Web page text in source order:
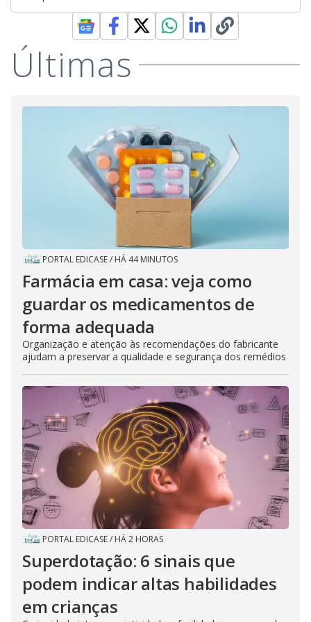
Últimas
PORTAL EDICASE/ HÁ 44 MINUTOS
Farmácia em casa: veja como
guardar os medicamentos de
forma adequada
Organização e atenção às recomendações do fabricante
ajudam a preservar a qualidade e segurança dos remédios
PORTAL EDICASE/ HÁ 2 HORAS
Superdotação: 6 sinais que
podem indicar altas habilidades
em crianças